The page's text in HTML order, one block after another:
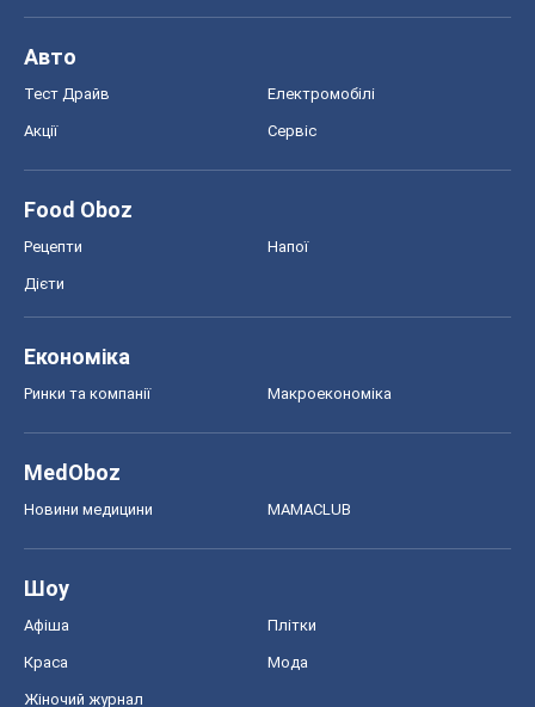
Авто
Тест Драйв Електромобілі
Акції Сервіс
Food Oboz
Рецепти Напої
Дієти
Економіка
Ринки та компанії Макроекономіка
MedOboz
Новини медицини MAMACLUB
Шоу
Афіша Плітки
Краса Мода
Жіночий журнал